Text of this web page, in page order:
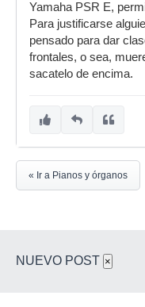
Yamaha PSR E,
Para justificarse
pensado para dar
frontales, o sea,
sacatelo de encima.
« Ir a Pianos y órganos
NUEVO POST ×